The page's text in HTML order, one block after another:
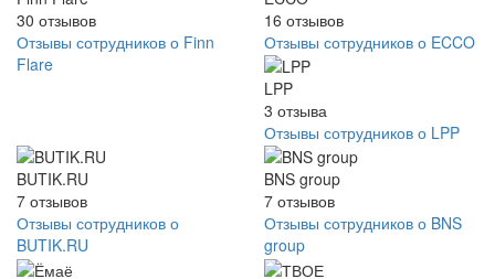
30 отзывов
Отзывы сотрудников о Finn
Flare
16 отзывов
Отзывы сотрудников о ECCO
LPP
3 отзыва
Отзывы сотрудников о LPP
BUTIK.RU
7 отзывов
Отзывы сотрудников о
BUTIK.RU
BNS group
7 отзывов
Отзывы сотрудников о BNS
group